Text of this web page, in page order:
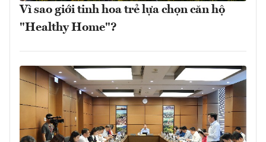
Vì sao giới tinh hoa trẻ lựa chọn căn hộ
"Healthy Home"?